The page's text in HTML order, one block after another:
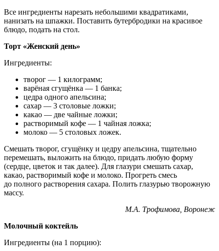
Все ингредиенты нарезать небольшими квадратиками,
нанизать на шпажки. Поставить бутербродики на красивое
блюдо, подать на стол.
Торт «Женский день»
Ингредиенты:
творог — 1 килограмм;
варёная сгущёнка — 1 банка;
цедра одного апельсина;
сахар — 3 столовые ложки;
какао — две чайные ложки;
растворимый кофе — 1 чайная ложка;
молоко — 5 столовых ложек.
Смешать творог, сгущёнку и цедру апельсина, тщательно
перемешать, выложить на блюдо, придать любую форму
(сердце, цветок и так далее). Для глазури смешать сахар,
какао, растворимый кофе и молоко. Прогреть смесь
до полного растворения сахара. Полить глазурью творожную
массу.
М.А. Трофимова, Воронеж
Молочный коктейль
Ингредиенты (на 1 порцию):